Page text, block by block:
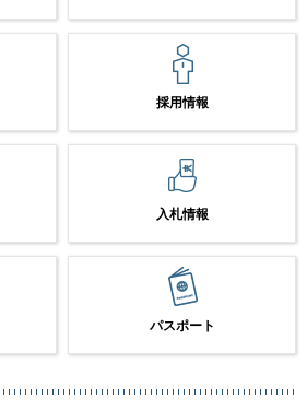
採用情報
入札情報
パスポート